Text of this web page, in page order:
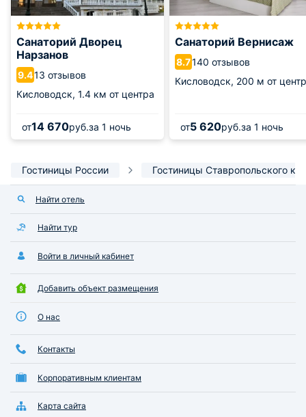
Санаторий Дворец
Нарзанов
9.413 отзывов
Кисловодск, 1.4 км от центра
от14 670руб.за 1 ночь
Санаторий Вернисаж
8.7140 отзывов
Кисловодск, 200 м от
от5 620руб.за 1 ночь
Гостиницы России Гостиницы Ставропольского
Найти отель
Найти тур
Войти в личный кабинет
Добавить объект размещения
О нас
Контакты
Корпоративным клиентам
Карта сайта